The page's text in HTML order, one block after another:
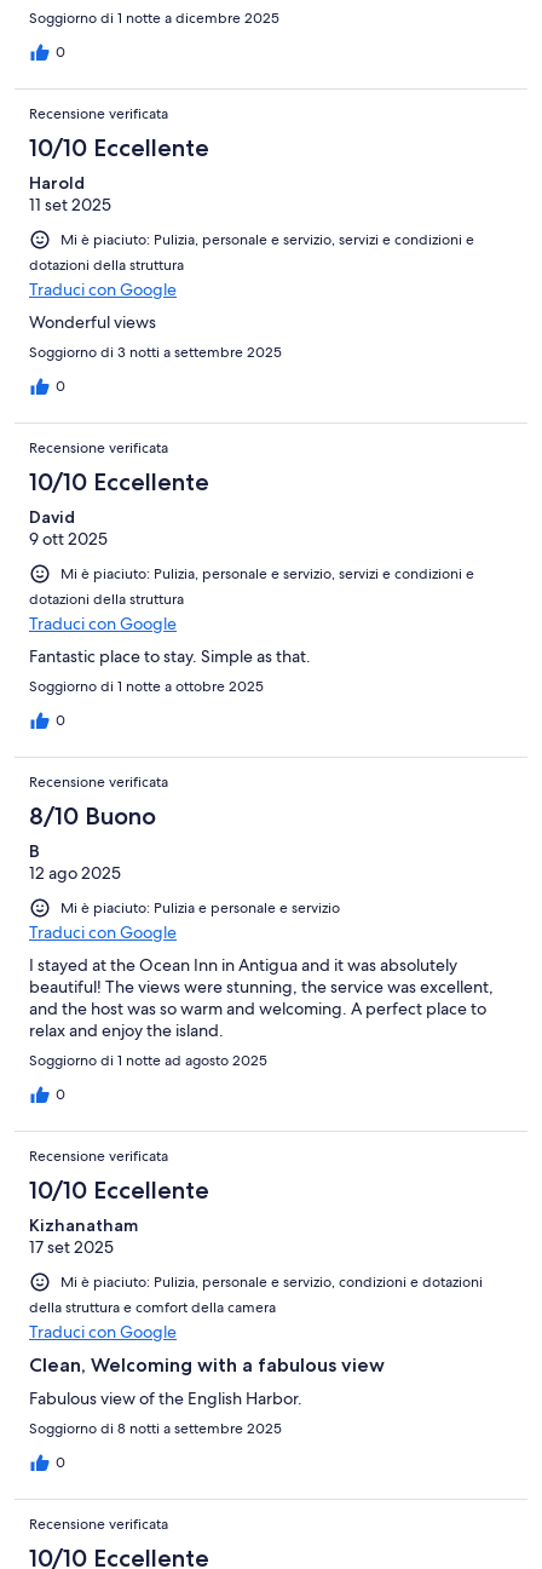
Soggiorno di 1 notte a dicembre 2025
0
Recensione verificata
10/10 Eccellente
Harold
11 set 2025
Mi è piaciuto: Pulizia, personale e servizio, servizi e condizioni e
dotazioni della struttura
Traduci con Google
Wonderful views
Soggiorno di 3 notti a settembre 2025
0
Recensione verificata
10/10 Eccellente
David
9 ott 2025
Mi è piaciuto: Pulizia, personale e servizio, servizi e condizioni e
dotazioni della struttura
Traduci con Google
Fantastic place to stay. Simple as that.
Soggiorno di 1 notte a ottobre 2025
0
Recensione verificata
8/10 Buono
B
12 ago 2025
Mi è piaciuto: Pulizia e personale e servizio
Traduci con Google
I stayed at the Ocean Inn in Antigua and it was absolutely
beautiful! The views were stunning, the service was excellent,
and the host was so warm and welcoming. A perfect place to
relax and enjoy the island.
Soggiorno di 1 notte ad agosto 2025
0
Recensione verificata
10/10 Eccellente
Kizhanatham
17 set 2025
Mi è piaciuto: Pulizia, personale e servizio, condizioni e dotazioni
della struttura e comfort della camera
Traduci con Google
Clean, Welcoming with a fabulous view
Fabulous view of the English Harbor.
Soggiorno di 8 notti a settembre 2025
0
Recensione verificata
10/10 Eccellente